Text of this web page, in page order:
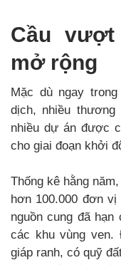
Cầu
mở rộng
Mặc dù ngay
dịch, nhiều
nhiều dự án được
cho giai đoạn khởi
Thống kê hằng
hơn 100.000 đơn
nguồn cung đã
các khu vùng
giáp ranh, có quỹ